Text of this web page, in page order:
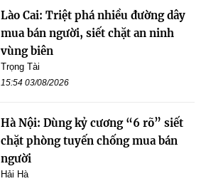
Lào Cai: Triệt phá nhiều đường dây
mua bán người, siết chặt an ninh
vùng biên
Trọng Tài
15:54 03/08/2026
Hà Nội: Dùng kỷ cương “6 rõ” siết
chặt phòng tuyến chống mua bán
người
Hải Hà